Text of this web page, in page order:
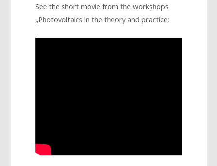
See the short movie from the workshops
„Photovoltaics in the theory and practice: